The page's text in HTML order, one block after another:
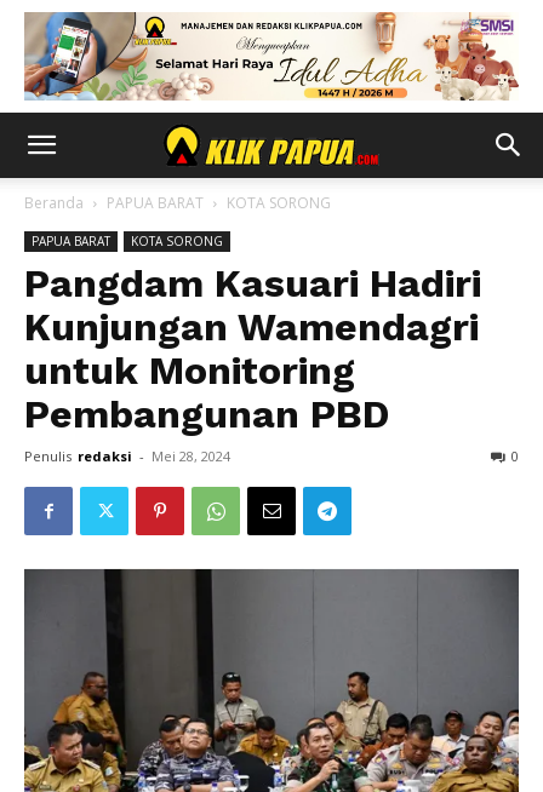
Beranda PAPUA BARAT KOTA SORONG
PAPUA BARAT KOTA SORONG
Pangdam Kasuari Hadiri
Kunjungan Wamendagri
untuk Monitoring
Pembangunan PBD
Penulis redaksi - Mei 28, 2024 0